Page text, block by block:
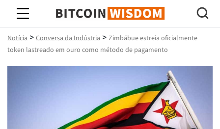
Sabedoria do Bitcoin
Notícia > Conversa da Indústria > Zimbábue estreia oficialmente
token lastreado em ouro como método de pagamento